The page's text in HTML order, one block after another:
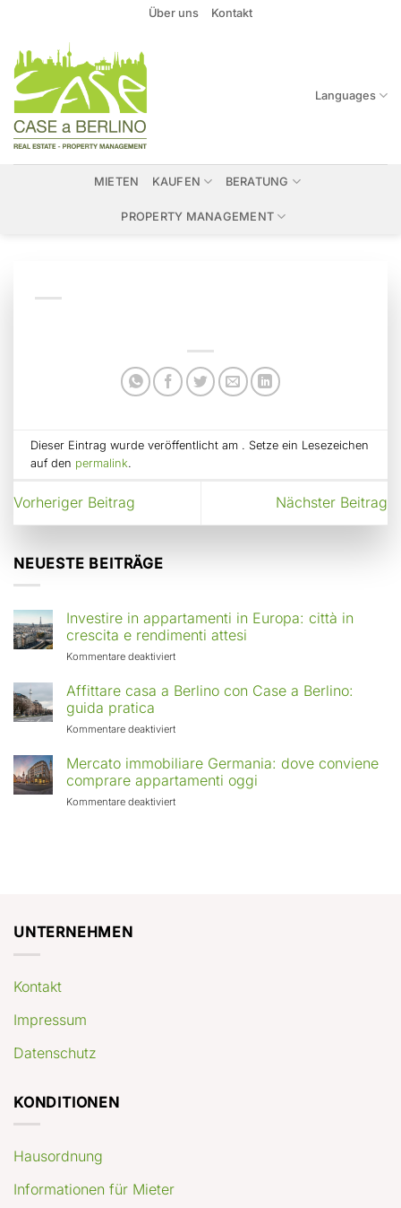
springen
Über uns Kontakt
Languages
MIETEN KAUFEN BERATUNG
PROPERTY MANAGEMENT
Dieser Eintrag wurde veröffentlicht am . Setze ein Lesezeichen
auf den permalink.
Vorheriger Beitrag Nächster Beitrag
NEUESTE BEITRÄGE
Investire in appartamenti in Europa: città in
crescita e rendimenti attesi
Kommentare deaktiviertfür
in
Europa:
in
crescita
rendimenti
Affittare casa a Berlino con Case a Berlino:
guida pratica
Kommentare deaktiviertfür
casa
a
Berlino
con
Mercato immobiliare Germania: dove conviene
comprare appartamenti oggi
Kommentare deaktiviertfür
UNTERNEHMEN
Kontakt
Impressum
Datenschutz
KONDITIONEN
Hausordnung
Informationen für Mieter